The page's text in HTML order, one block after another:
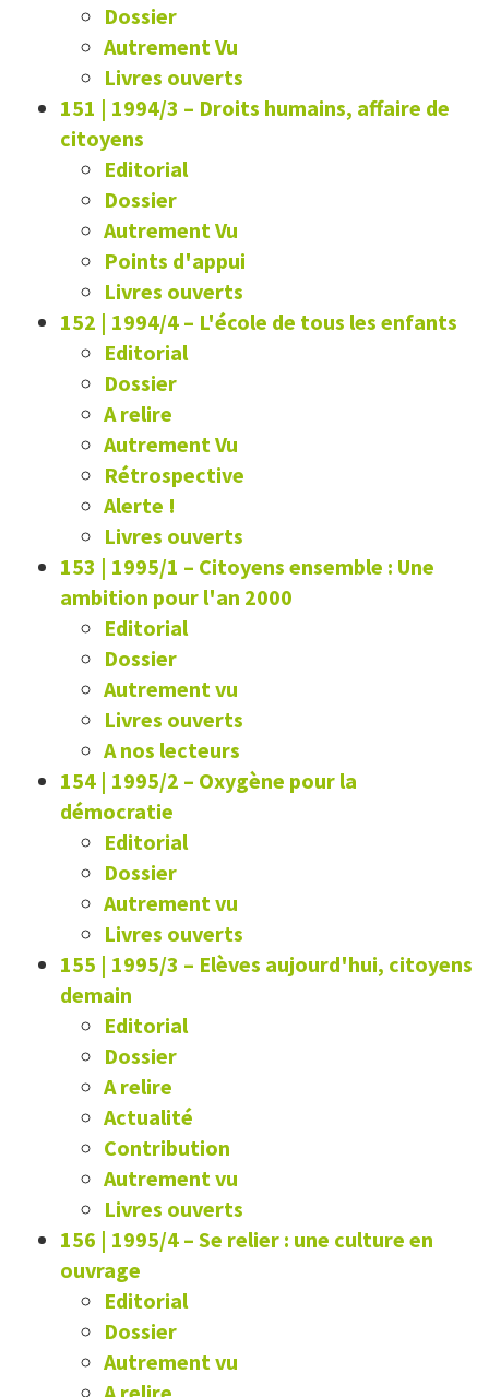
Dossier
Autrement Vu
Livres ouverts
151 | 1994/3 – Droits humains, affaire de
citoyens
Editorial
Dossier
Autrement Vu
Points d'appui
Livres ouverts
152 | 1994/4 – L'école de tous les enfants
Editorial
Dossier
A relire
Autrement Vu
Rétrospective
Alerte !
Livres ouverts
153 | 1995/1 – Citoyens ensemble : Une
ambition pour l'an 2000
Editorial
Dossier
Autrement vu
Livres ouverts
A nos lecteurs
154 | 1995/2 – Oxygène pour la
démocratie
Editorial
Dossier
Autrement vu
Livres ouverts
155 | 1995/3 – Elèves aujourd'hui, citoyens
demain
Editorial
Dossier
A relire
Actualité
Contribution
Autrement vu
Livres ouverts
156 | 1995/4 – Se relier : une culture en
ouvrage
Editorial
Dossier
Autrement vu